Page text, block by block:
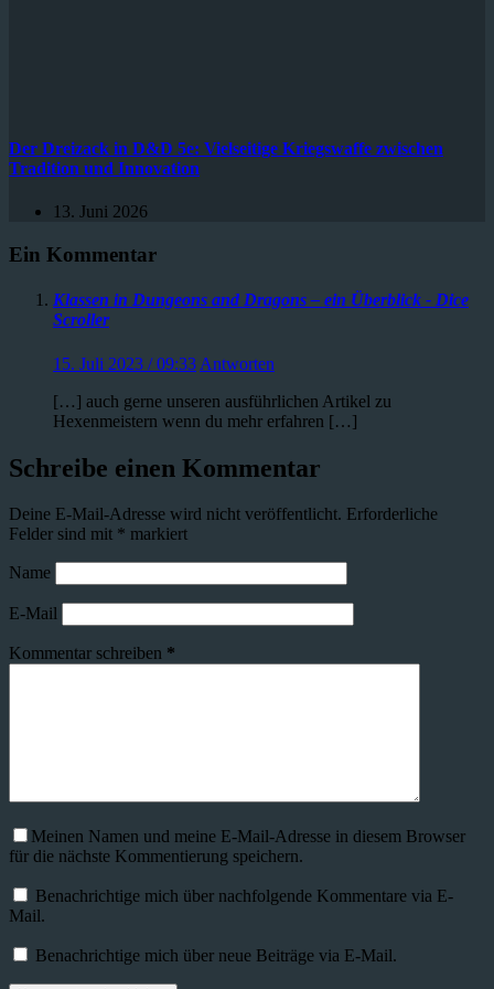
Der Dreizack in D&D 5e: Vielseitige Kriegswaffe zwischen
Tradition und Innovation
13. Juni 2026
Ein Kommentar
Klassen in Dungeons and Dragons – ein Überblick - Dice
Scroller
15. Juli 2023 / 09:33 Antworten
[…] auch gerne unseren ausführlichen Artikel zu
Hexenmeistern wenn du mehr erfahren […]
Schreibe einen Kommentar
Deine E-Mail-Adresse wird nicht veröffentlicht. Erforderliche
Felder sind mit * markiert
Name
E-Mail
Kommentar schreiben *
Meinen Namen und meine E-Mail-Adresse in diesem Browser
für die nächste Kommentierung speichern.
Benachrichtige mich über nachfolgende Kommentare via E-
Mail.
Benachrichtige mich über neue Beiträge via E-Mail.